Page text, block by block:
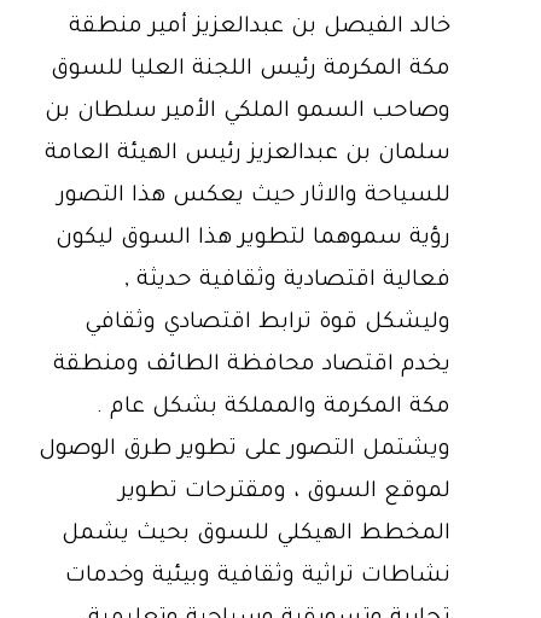
خالد الفيصل بن عبدالعزيز أمير منطقة
مكة المكرمة رئيس اللجنة العليا للسوق
وصاحب السمو الملكي الأمير سلطان بن
سلمان بن عبدالعزيز رئيس الهيئة العامة
للسياحة والاثار حيث يعكس هذا التصور
رؤية سموهما لتطوير هذا السوق ليكون
فعالية اقتصادية وثقافية حديثة ,
وليشكل قوة ترابط اقتصادي وثقافي
يخدم اقتصاد محافظة الطائف ومنطقة
مكة المكرمة والمملكة بشكل عام .
ويشتمل التصور على تطوير طرق الوصول
لموقع السوق ، ومقترحات تطوير
المخطط الهيكلي للسوق بحيث يشمل
نشاطات تراثية وثقافية وبيئية وخدمات